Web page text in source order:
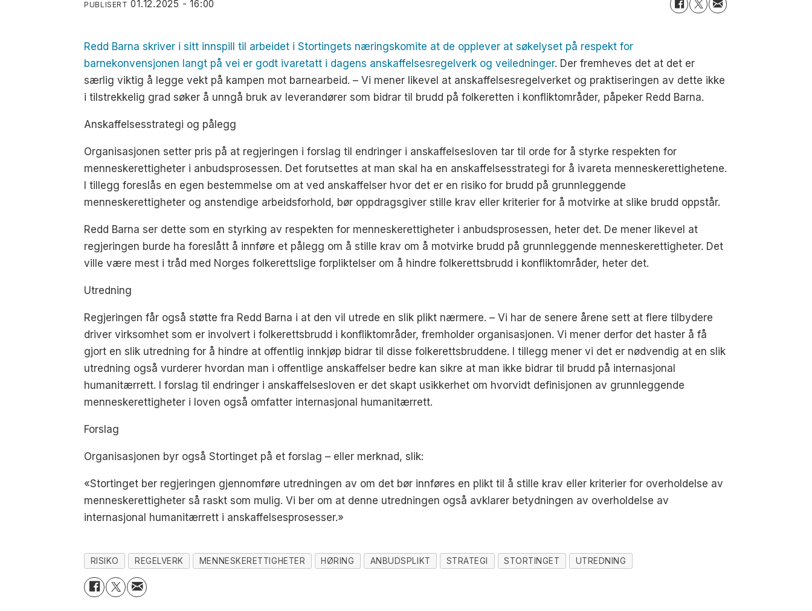
PUBLISERT 01.12.2025 - 16:00
Redd Barna skriver i sitt innspill til arbeidet i Stortingets næringskomite at de opplever at søkelyset på respekt for
barnekonvensjonen langt på vei er godt ivaretatt i dagens anskaffelsesregelverk og veiledninger. Der fremheves det at det er
særlig viktig å legge vekt på kampen mot barnearbeid. – Vi mener likevel at anskaffelsesregelverket og praktiseringen av dette ikke
i tilstrekkelig grad søker å unngå bruk av leverandører som bidrar til brudd på folkeretten i konfliktområder, påpeker Redd Barna.
Anskaffelsesstrategi og pålegg
Organisasjonen setter pris på at regjeringen i forslag til endringer i anskaffelsesloven tar til orde for å styrke respekten for
menneskerettigheter i anbudsprosessen. Det forutsettes at man skal ha en anskaffelsesstrategi for å ivareta menneskerettighetene.
I tillegg foreslås en egen bestemmelse om at ved anskaffelser hvor det er en risiko for brudd på grunnleggende
menneskerettigheter og anstendige arbeidsforhold, bør oppdragsgiver stille krav eller kriterier for å motvirke at slike brudd oppstår.
Redd Barna ser dette som en styrking av respekten for menneskerettigheter i anbudsprosessen, heter det. De mener likevel at
regjeringen burde ha foreslått å innføre et pålegg om å stille krav om å motvirke brudd på grunnleggende menneskerettigheter. Det
ville være mest i tråd med Norges folkerettslige forpliktelser om å hindre folkerettsbrudd i konfliktområder, heter det.
Utredning
Regjeringen får også støtte fra Redd Barna i at den vil utrede en slik plikt nærmere. – Vi har de senere årene sett at flere tilbydere
driver virksomhet som er involvert i folkerettsbrudd i konfliktområder, fremholder organisasjonen. Vi mener derfor det haster å få
gjort en slik utredning for å hindre at offentlig innkjøp bidrar til disse folkerettsbruddene. I tillegg mener vi det er nødvendig at en slik
utredning også vurderer hvordan man i offentlige anskaffelser bedre kan sikre at man ikke bidrar til brudd på internasjonal
humanitærrett. I forslag til endringer i anskaffelsesloven er det skapt usikkerhet om hvorvidt definisjonen av grunnleggende
menneskerettigheter i loven også omfatter internasjonal humanitærrett.
Forslag
Organisasjonen byr også Stortinget på et forslag – eller merknad, slik:
«Stortinget ber regjeringen gjennomføre utredningen av om det bør innføres en plikt til å stille krav eller kriterier for overholdelse av
menneskerettigheter så raskt som mulig. Vi ber om at denne utredningen også avklarer betydningen av overholdelse av
internasjonal humanitærrett i anskaffelsesprosesser.»
RISIKO REGELVERK MENNESKERETTIGHETER HØRING ANBUDSPLIKT STRATEGI STORTINGET UTREDNING